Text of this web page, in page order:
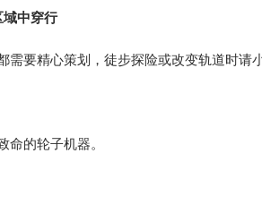
域中穿行
要精心策划，徒步探险或改变轨道时请
的轮子机器。